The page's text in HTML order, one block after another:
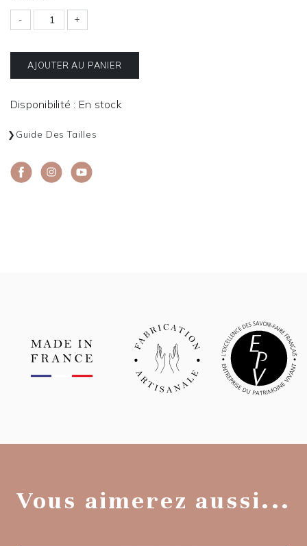
- +
AJOUTER AU PANIER
Disponibilité : En stock
Guide Des Tailles
Vous aimerez aussi...